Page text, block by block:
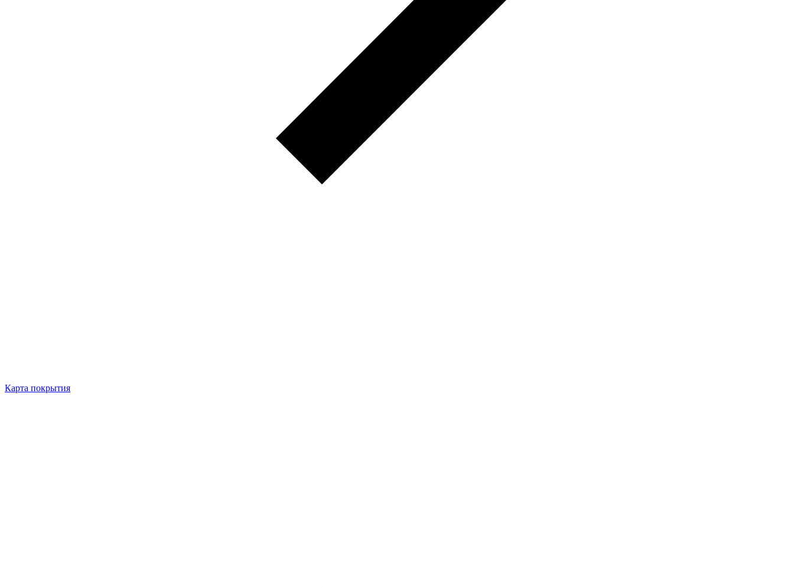
Карта покрытия